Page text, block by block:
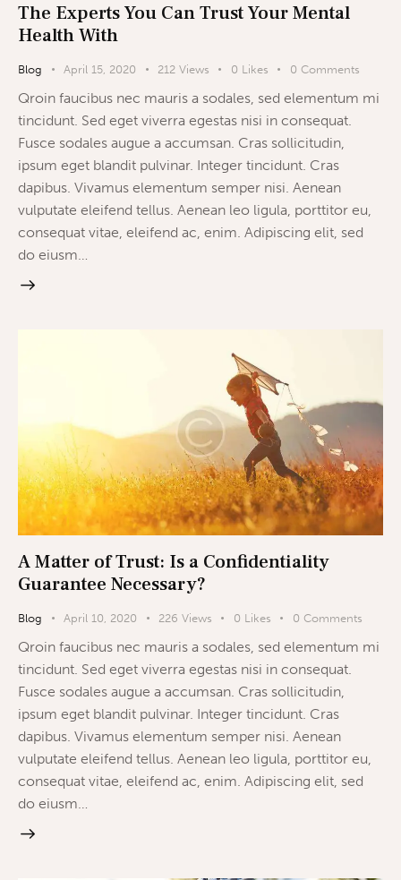
The Experts You Can Trust Your Mental
Health With
Blog April 15, 2020 212 Views 0 Likes 0 Comments
Qroin faucibus nec mauris a sodales, sed elementum mi
tincidunt. Sed eget viverra egestas nisi in consequat.
Fusce sodales augue a accumsan. Cras sollicitudin,
ipsum eget blandit pulvinar. Integer tincidunt. Cras
dapibus. Vivamus elementum semper nisi. Aenean
vulputate eleifend tellus. Aenean leo ligula, porttitor eu,
consequat vitae, eleifend ac, enim. Adipiscing elit, sed
do eiusm…
A Matter of Trust: Is a Confidentiality
Guarantee Necessary?
Blog April 10, 2020 226 Views 0 Likes 0 Comments
Qroin faucibus nec mauris a sodales, sed elementum mi
tincidunt. Sed eget viverra egestas nisi in consequat.
Fusce sodales augue a accumsan. Cras sollicitudin,
ipsum eget blandit pulvinar. Integer tincidunt. Cras
dapibus. Vivamus elementum semper nisi. Aenean
vulputate eleifend tellus. Aenean leo ligula, porttitor eu,
consequat vitae, eleifend ac, enim. Adipiscing elit, sed
do eiusm…